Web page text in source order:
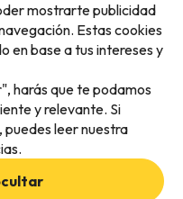
mostrarte publicidad
Estas cookies
en base a tus intereses y
harás que te podamos
y relevante. Si
leer nuestra